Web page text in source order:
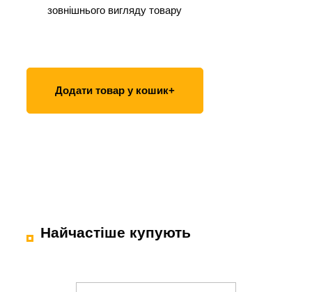
зовнішнього вигляду товару
Додати товар у кошик+
Найчастіше купують